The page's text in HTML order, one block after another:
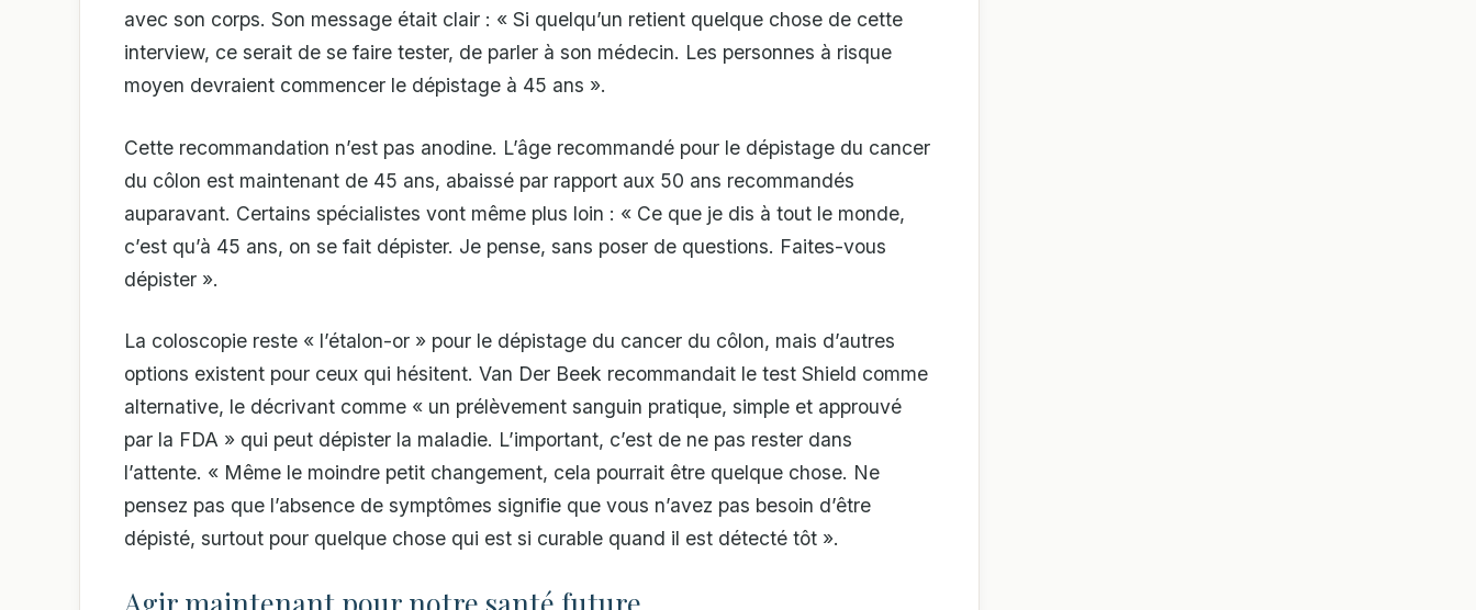
avec son corps. Son message était clair : « Si quelqu’un retient quelque chose de cette
interview, ce serait de se faire tester, de parler à son médecin. Les personnes à risque
moyen devraient commencer le dépistage à 45 ans ».
Cette recommandation n’est pas anodine. L’âge recommandé pour le dépistage du cancer
du côlon est maintenant de 45 ans, abaissé par rapport aux 50 ans recommandés
auparavant. Certains spécialistes vont même plus loin : « Ce que je dis à tout le monde,
c’est qu’à 45 ans, on se fait dépister. Je pense, sans poser de questions. Faites-vous
dépister ».
La coloscopie reste « l’étalon-or » pour le dépistage du cancer du côlon, mais d’autres
options existent pour ceux qui hésitent. Van Der Beek recommandait le test Shield comme
alternative, le décrivant comme « un prélèvement sanguin pratique, simple et approuvé
par la FDA » qui peut dépister la maladie. L’important, c’est de ne pas rester dans
l’attente. « Même le moindre petit changement, cela pourrait être quelque chose. Ne
pensez pas que l’absence de symptômes signifie que vous n’avez pas besoin d’être
dépisté, surtout pour quelque chose qui est si curable quand il est détecté tôt ».
Agir maintenant pour notre santé future